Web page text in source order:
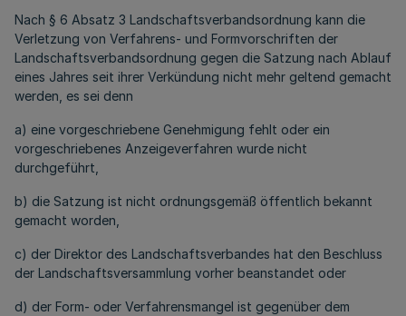
Nach § 6 Absatz 3 Landschaftsverbandsordnung kann die
Verletzung von Verfahrens- und Formvorschriften der
Landschaftsverbandsordnung gegen die Satzung nach Ablauf
eines Jahres seit ihrer Verkündung nicht mehr geltend gemacht
werden, es sei denn
a) eine vorgeschriebene Genehmigung fehlt oder ein
vorgeschriebenes Anzeigeverfahren wurde nicht
durchgeführt,
b) die Satzung ist nicht ordnungsgemäß öffentlich bekannt
gemacht worden,
c) der Direktor des Landschaftsverbandes hat den Beschluss
der Landschaftsversammlung vorher beanstandet oder
d) der Form- oder Verfahrensmangel ist gegenüber dem